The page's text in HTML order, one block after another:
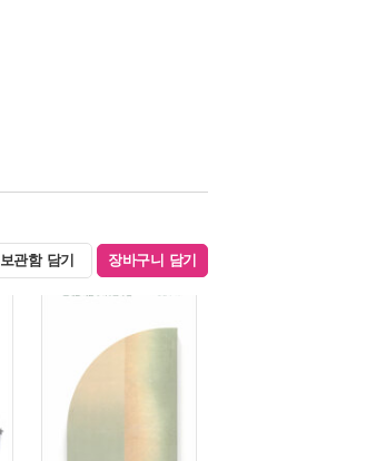
보관함 담기 장바구니 담기